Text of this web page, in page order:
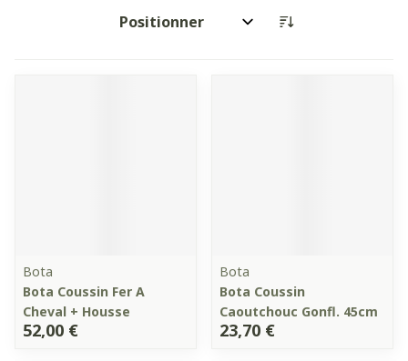
Trier par:
Bota
Bota Coussin Fer A
Cheval + Housse
52,00 €
Bota
Bota Coussin
Caoutchouc Gonfl. 45cm
23,70 €